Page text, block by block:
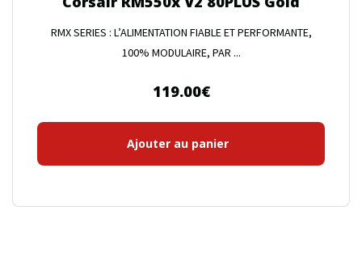
RMX SERIES : L’ALIMENTATION FIABLE ET PERFORMANTE,
100% MODULAIRE, PAR ...
119.00€
Ajouter au panier